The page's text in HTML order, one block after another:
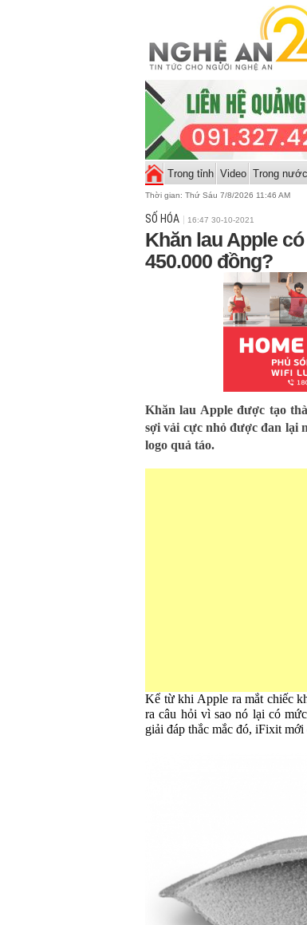
Trong tỉnh Video Trong nước
Thời gian: Thứ Sáu 7/8/2026 11:46 AM
SỐ HÓA 16:47 30-10-2021
Khăn lau Apple
450.000 đồng?
Khăn lau Apple được tạo
sợi vải cực nhỏ được đan lại
logo quả táo.
Kể từ khi Apple ra mắt chiếc
ra câu hỏi vì sao nó lại có
giải đáp thắc mắc đó, iFixit